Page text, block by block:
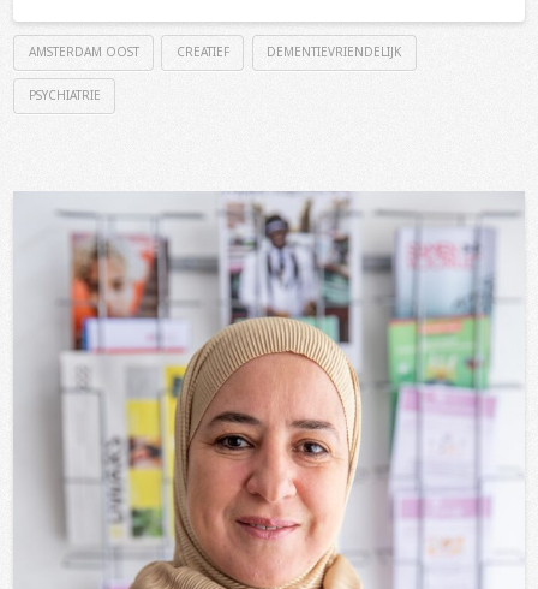
AMSTERDAM OOST CREATIEF DEMENTIEVRIENDELIJK
PSYCHIATRIE